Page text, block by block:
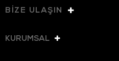
BİZE ULAŞIN
KURUMSAL